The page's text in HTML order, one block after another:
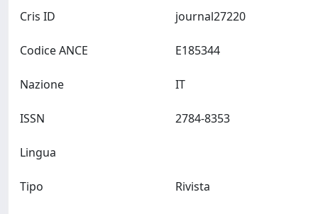
Cris ID
Codice ANCE
Nazione
ISSN
Lingua
Tipo Rivista